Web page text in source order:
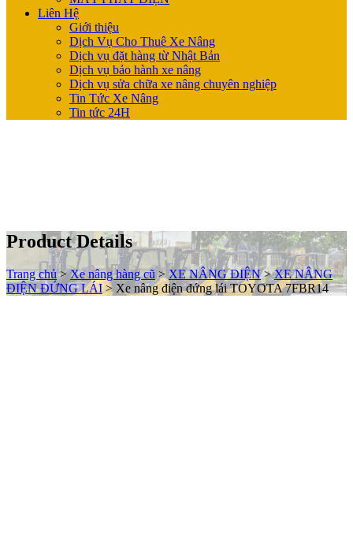
Liên Hệ
Giới thiệu
Dịch Vụ Cho Thuê Xe Nâng
Dịch vụ đặt hàng từ Nhật Bản
Dịch vụ bảo hành xe nâng
Dịch vụ sửa chữa xe nâng chuyên nghiệp
Tin Tức Xe Nâng
Tin tức 24H
Product Details
Trang chủ > Xe nâng hàng cũ > XE NÂNG ĐIỆN > XE NÂNG
ĐIỆN ĐỨNG LÁI >Xe nâng điện đứng lái TOYOTA 7FBR14